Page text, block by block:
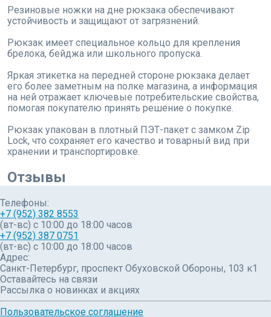
Резиновые ножки на дне рюкзака обеспечивают
устойчивость и защищают от загрязнений.
Рюкзак имеет специальное кольцо для крепления
брелока, бейджа или школьного пропуска.
Яркая этикетка на передней стороне рюкзака делает
его более заметным на полке магазина, а информация
на ней отражает ключевые потребительские свойства,
помогая покупателю принять решение о покупке.
Рюкзак упакован в плотный ПЭТ-пакет с замком Zip
Lock, что сохраняет его качество и товарный вид при
хранении и транспортировке.
Отзывы
Телефоны:
+7 (952) 382 8553
(вт-вс) c 10:00 до 18:00 часов
+7 (952) 387 0751
(вт-вс) с 10:00 до 18:00 часов
Адрес:
Санкт-Петербург, проспект Обуховской Обороны, 103 к1
Оставайтесь на связи
Рассылка о новинках и акциях
Пользовательское соглашение